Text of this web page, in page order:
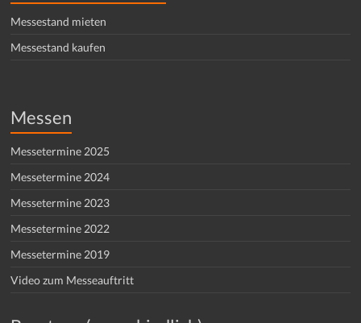
Messestand mieten
Messestand kaufen
Messen
Messetermine 2025
Messetermine 2024
Messetermine 2023
Messetermine 2022
Messetermine 2019
Video zum Messeauftritt